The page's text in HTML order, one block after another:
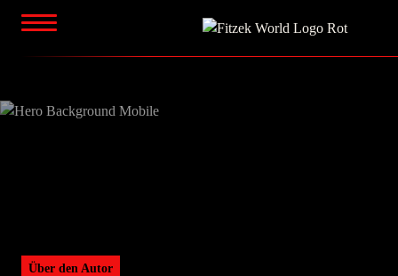
Inhalt
Über den Autor